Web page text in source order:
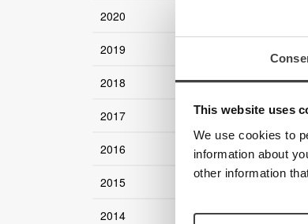
This website uses
We use cookies to
information about
other information
2020
2019
2018
2017
2016
2015
2014